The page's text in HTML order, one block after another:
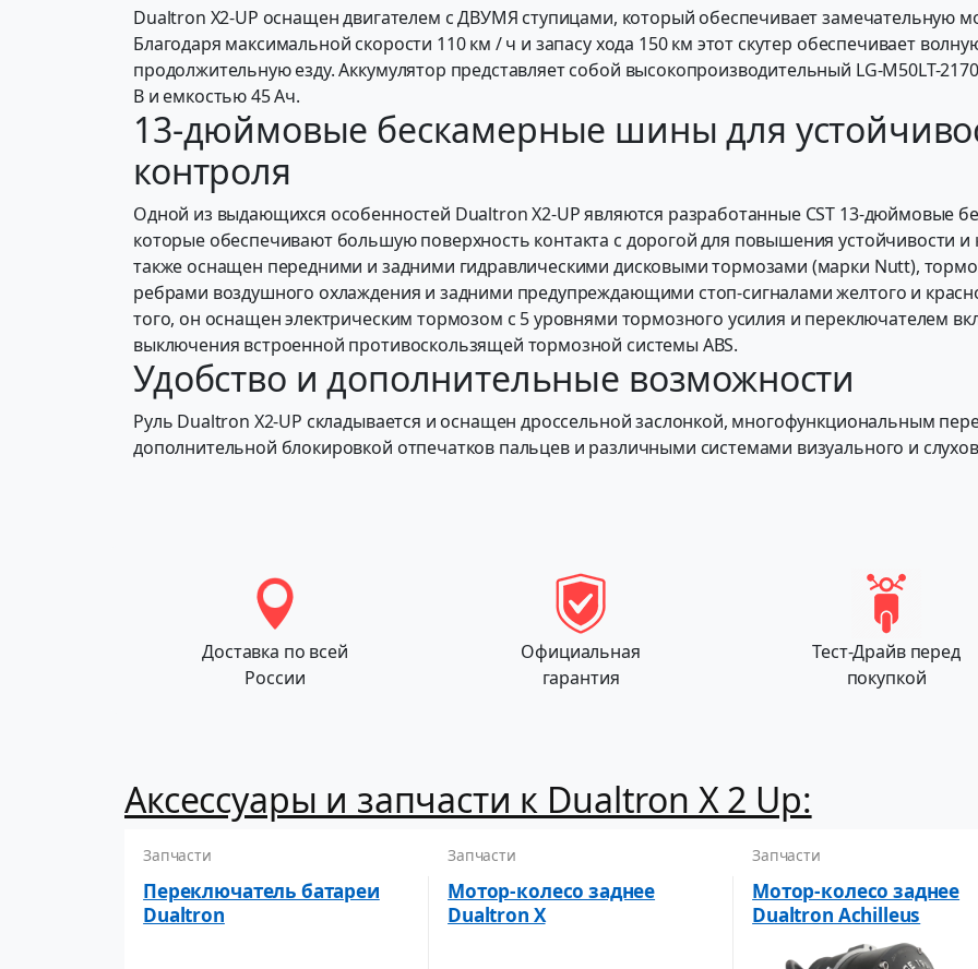
Dualtron X2-UP оснащен двигателем с ДВУМЯ ступицами, который обеспечивает замечательную
Благодаря максимальной скорости 110 км / ч и запасу хода 150 км этот скутер обеспечивает
продолжительную езду. Аккумулятор представляет собой высокопроизводительный LG-M50LT-
В и емкостью 45 Ач.
13-дюймовые бескамерные шины для
контроля
Одной из выдающихся особенностей Dualtron X2-UP являются разработанные CST 13-дюймовые
которые обеспечивают большую поверхность контакта с дорогой для повышения устойчивости и
также оснащен передними и задними гидравлическими дисковыми тормозами (марки Nutt),
ребрами воздушного охлаждения и задними предупреждающими стоп-сигналами желтого и
того, он оснащен электрическим тормозом с 5 уровнями тормозного усилия и переключателем
выключения встроенной противоскользящей тормозной системы ABS.
Удобство и дополнительные возможности
Руль Dualtron X2-UP складывается и оснащен дроссельной заслонкой, многофункциональным
дополнительной блокировкой отпечатков пальцев и различными системами визуального и
Доставка по всей
России
Официальная
гарантия
Тест-Драйв перед
покупкой
Аксессуары и запчасти к Dualtron X 2 Up:
Запчасти
Переключатель батареи
Dualtron
Запчасти
Мотор-колесо заднее
Dualtron X
Запчасти
Мотор-колесо заднее
Dualtron Achilleus